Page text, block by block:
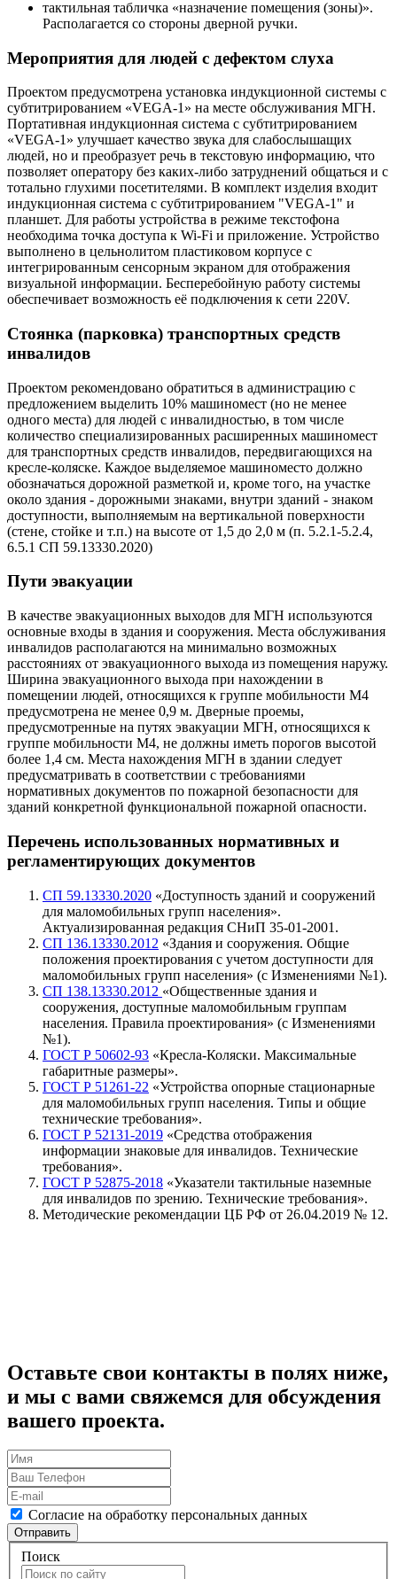
тактильная табличка «назначение помещения (зоны)».
Располагается со стороны дверной ручки.
Мероприятия для людей с дефектом слуха
Проектом предусмотрена установка индукционной системы с
субтитрированием «VEGA-1» на месте обслуживания МГН.
Портативная индукционная система с субтитрированием
«VEGA-1» улучшает качество звука для слабослышащих
людей, но и преобразует речь в текстовую информацию, что
позволяет оператору без каких-либо затруднений общаться и с
тотально глухими посетителями. В комплект изделия входит
индукционная система с субтитрированием "VEGA-1" и
планшет. Для работы устройства в режиме текстофона
необходима точка доступа к Wi-Fi и приложение. Устройство
выполнено в цельнолитом пластиковом корпусе с
интегрированным сенсорным экраном для отображения
визуальной информации. Бесперебойную работу системы
обеспечивает возможность её подключения к сети 220V.
Стоянка (парковка) транспортных средств
инвалидов
Проектом рекомендовано обратиться в администрацию с
предложением выделить 10% машиномест (но не менее
одного места) для людей с инвалидностью, в том числе
количество специализированных расширенных машиномест
для транспортных средств инвалидов, передвигающихся на
кресле-коляске. Каждое выделяемое машиноместо должно
обозначаться дорожной разметкой и, кроме того, на участке
около здания - дорожными знаками, внутри зданий - знаком
доступности, выполняемым на вертикальной поверхности
(стене, стойке и т.п.) на высоте от 1,5 до 2,0 м (п. 5.2.1-5.2.4,
6.5.1 СП 59.13330.2020)
Пути эвакуации
В качестве эвакуационных выходов для МГН используются
основные входы в здания и сооружения. Места обслуживания
инвалидов располагаются на минимально возможных
расстояниях от эвакуационного выхода из помещения наружу.
Ширина эвакуационного выхода при нахождении в
помещении людей, относящихся к группе мобильности М4
предусмотрена не менее 0,9 м. Дверные проемы,
предусмотренные на путях эвакуации МГН, относящихся к
группе мобильности М4, не должны иметь порогов высотой
более 1,4 см. Места нахождения МГН в здании следует
предусматривать в соответствии с требованиями
нормативных документов по пожарной безопасности для
зданий конкретной функциональной пожарной опасности.
Перечень использованных нормативных и
регламентирующих документов
СП 59.13330.2020 «Доступность зданий и сооружений
для маломобильных групп населения».
Актуализированная редакция СНиП 35-01-2001.
СП 136.13330.2012 «Здания и сооружения. Общие
положения проектирования с учетом доступности для
маломобильных групп населения» (с Изменениями №1).
СП 138.13330.2012 «Общественные здания и
сооружения, доступные маломобильным группам
населения. Правила проектирования» (с Изменениями
№1).
ГОСТ Р 50602-93 «Кресла-Коляски. Максимальные
габаритные размеры».
ГОСТ Р 51261-22 «Устройства опорные стационарные
для маломобильных групп населения. Типы и общие
технические требования».
ГОСТ Р 52131-2019 «Средства отображения
информации знаковые для инвалидов. Технические
требования».
ГОСТ Р 52875-2018 «Указатели тактильные наземные
для инвалидов по зрению. Технические требования».
Методические рекомендации ЦБ РФ от 26.04.2019 № 12.
Оставьте свои контакты в полях ниже,
и мы с вами свяжемся для обсуждения
вашего проекта.
Согласие на обработку персональных данных
Отправить
Поиск